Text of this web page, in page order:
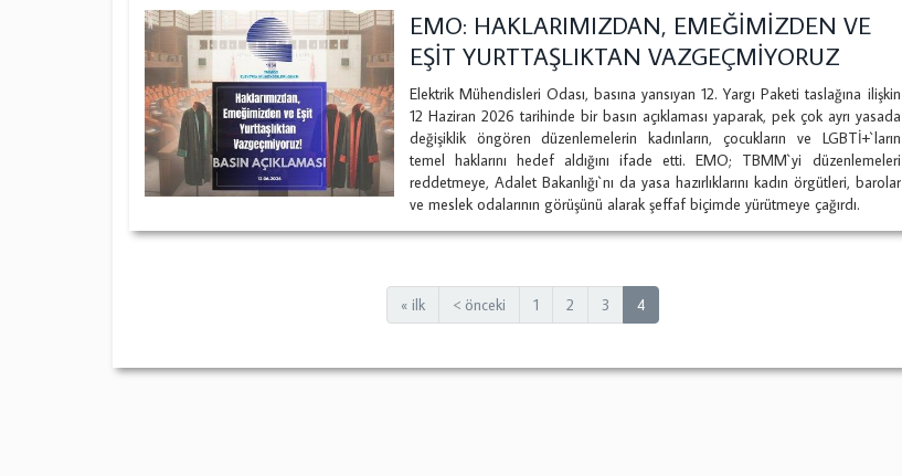
EMO: HAKLARIMIZDAN, EMEĞİMİZDEN VE
EŞİT YURTTAŞLIKTAN VAZGEÇMİYORUZ
Elektrik Mühendisleri Odası, basına yansıyan 12. Yargı Paketi taslağına ilişkin
12 Haziran 2026 tarihinde bir basın açıklaması yaparak, pek çok ayrı yasada
değişiklik öngören düzenlemelerin kadınların, çocukların ve LGBTİ+`ların
temel haklarını hedef aldığını ifade etti. EMO; TBMM`yi düzenlemeleri
reddetmeye, Adalet Bakanlığı`nı da yasa hazırlıklarını kadın örgütleri, barolar
ve meslek odalarının görüşünü alarak şeffaf biçimde yürütmeye çağırdı.
« ilk < önceki 1 2 3 4